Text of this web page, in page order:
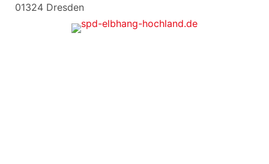
01324 Dresden